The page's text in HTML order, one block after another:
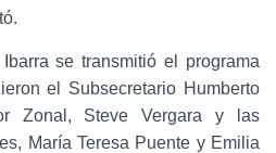
se transmitió el programa
el Subsecretario Humberto
Zonal, Steve Vergara y las
María Teresa Puente y Emilia